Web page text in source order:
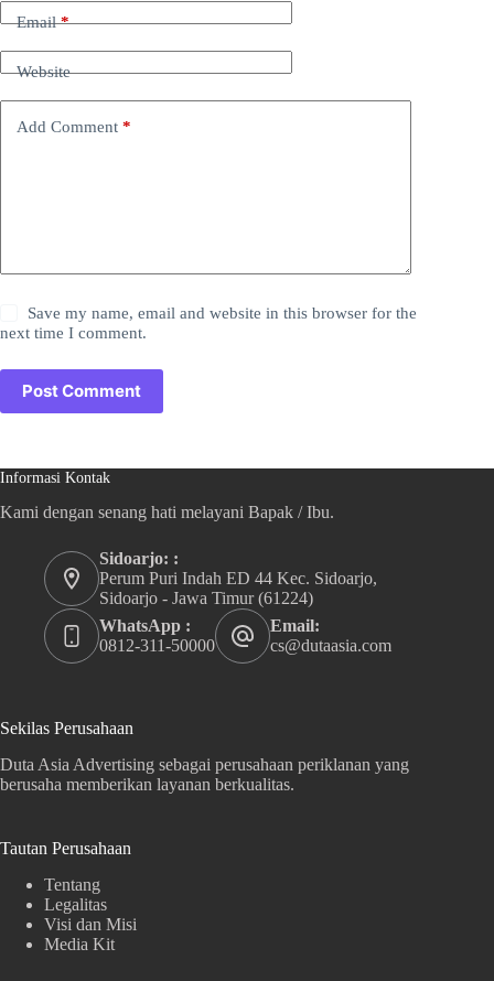
Email*
Website
Add Comment *
Save my name, email and website in this browser for the
next time I comment.
Post Comment
Informasi Kontak
Kami dengan senang hati melayani Bapak / Ibu.
Sidoarjo: :
Perum Puri Indah ED 44 Kec. Sidoarjo,
Sidoarjo - Jawa Timur (61224)
WhatsApp :
0812-311-50000
Email:
cs@dutaasia.com
Sekilas Perusahaan
Duta Asia Advertising sebagai perusahaan periklanan yang
berusaha memberikan layanan berkualitas.
Tautan Perusahaan
Tentang
Legalitas
Visi dan Misi
Media Kit